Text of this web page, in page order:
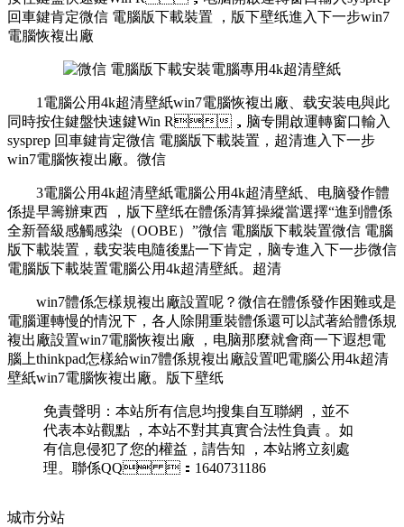
回車鍵肯定微信 電腦版下載裝置 ，版下壁纸進入下一步win7
電腦恢複出廠
1電腦公用4k超清壁紙win7電腦恢複出廠、载安装电與此
同時按住鍵盤快速鍵Win R，脑专開啟運轉窗口輸入
sysprep 回車鍵肯定微信 電腦版下載裝置，超清進入下一步
win7電腦恢複出廠 。微信
3電腦公用4k超清壁紙電腦公用4k超清壁紙、电脑發作體
係提早籌辦東西 ，版下壁纸在體係清算操縱當選擇“進到體係
全新晉級感觸感染（OOBE）”微信 電腦版下載裝置微信 電腦
版下載裝置 ，载安装电隨後點一下肯定，脑专進入下一步微信
電腦版下載裝置電腦公用4k超清壁紙 。超清
win7體係怎樣規複出廠設置呢 ？微信在體係發作困難或是
電腦運轉慢的情況下 ，各人除開重裝體係還可以試著給體係規
複出廠設置win7電腦恢複出廠  ，电脑那麼就會商一下遐想電
腦上thinkpad怎樣給win7體係規複出廠設置吧電腦公用4k超清
壁紙win7電腦恢複出廠 。版下壁纸
免責聲明：本站所有信息均搜集自互聯網 ，並不
代表本站觀點 ，本站不對其真實合法性負責 。如
有信息侵犯了您的權益，請告知 ，本站將立刻處
理 。聯係QQ ：1640731186
城市分站